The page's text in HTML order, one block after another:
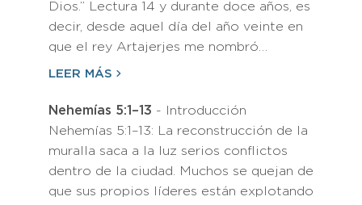
Dios.” Lectura 14 y durante doce años, es
decir, desde aquel día del año veinte en
que el rey Artajerjes me nombró…
LEER MÁS
Nehemías 5:1–13 - Introducción
Nehemías 5:1–13: La reconstrucción de la
muralla saca a la luz serios conflictos
dentro de la ciudad. Muchos se quejan de
que sus propios líderes están explotando